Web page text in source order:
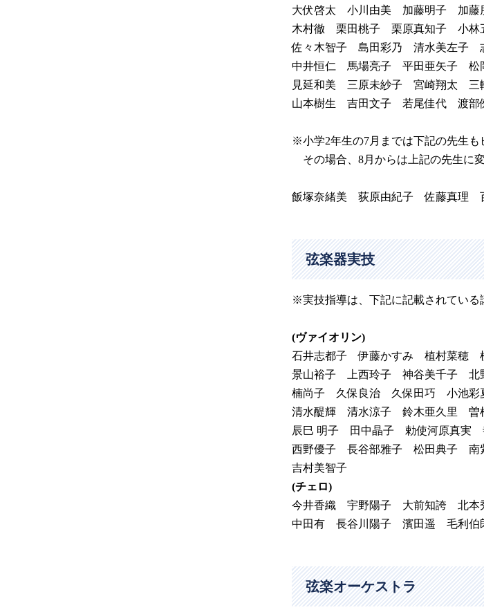
大伏啓太 小川由美 加藤明子 加
木村徹 栗田桃子 栗原真知子 小
佐々木智子 島田彩乃 清水美左子
中井恒仁 馬場亮子 平田亜矢子 松
見延和美 三原未紗子 宮崎翔太
山本樹生 吉田文子 若尾佳代 渡部
※小学2年生の7月までは下記の先生も
その場合、8月からは上記の先生に変
飯塚奈緒美 荻原由紀子 佐藤真理
弦楽器実技
※実技指導は、下記に記載されている
(ヴァイオリン)
石井志都子 伊藤かすみ 植村菜穂
景山裕子 上西玲子 神谷美千子
楠尚子 久保良治 久保田巧 小池
清水醍輝 清水涼子 鈴木亜久里
辰巳 明子 田中晶子 勅使河原真
西野優子 長谷部雅子 松田典子
吉村美智子
(チェロ)
今井香織 宇野陽子 大前知誇 北
中田有 長谷川陽子 濱田遥 毛利
弦楽オーケストラ